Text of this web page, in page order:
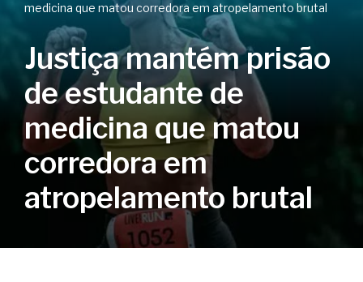
medicina que matou corredora em atropelamento brutal
Justiça mantém prisão
de estudante de
medicina que matou
corredora em
atropelamento brutal